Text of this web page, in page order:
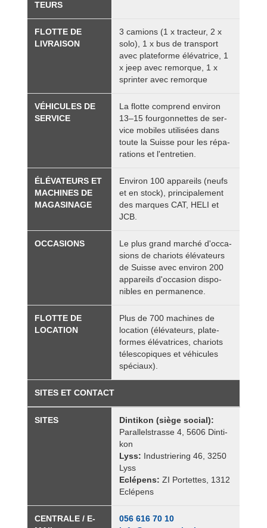
TEURS
FLOTTE DE
LIVRAI­SON
3 camions (1 x trac­teur, 2 x
solo), 1 x bus de trans­port
avec pla­te­forme élé­va­trice, 1
x jeep avec remorque, 1 x
sprin­ter avec remorque
VÉHI­CULES DE
SER­VICE
La flotte com­prend envi­ron
13–15 four­gon­nettes de ser­
vice mobiles uti­li­sées dans
toute la Suisse pour les répa­
ra­tions et l'en­tre­tien.
ÉLÉ­VA­TEURS ET
MACHINES DE
MAGA­SI­NAGE
Envi­ron 100 appa­reils (neufs
et en stock), prin­ci­pa­le­ment
des marques CAT, HELI et
JCB.
OCCA­SIONS
Le plus grand mar­ché d'oc­ca­
sions de cha­riots élé­va­teurs
de Suisse avec envi­ron 200
appa­reils d'oc­ca­sion dis­po­
nibles en per­ma­nence.
FLOTTE DE
LOCA­TION
Plus de 700 machines de
loca­tion (élé­va­teurs, pla­te­
formes élé­va­trices, cha­riots
téles­co­piques et véhi­cules
spé­ciaux).
SITES ET CONTACT
SITES
Din­ti­kon (siège social):
Paral­lel­strasse 4, 5606 Din­ti­
kon
Lyss: Indus­trie­ring 46, 3250
Lyss
Eclé­pens: ZI Por­tettes, 1312
Eclé­pens
CEN­TRALE / E-
056 616 70 10